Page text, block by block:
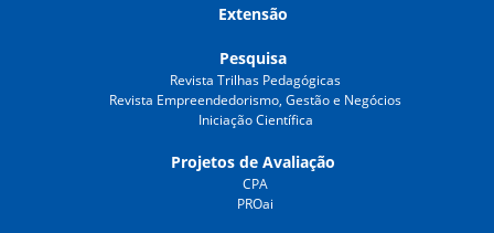
Extensão
Pesquisa
Revista Trilhas Pedagógicas
Revista Empreendedorismo, Gestão e Negócios
Iniciação Científica
Projetos de Avaliação
CPA
PROai